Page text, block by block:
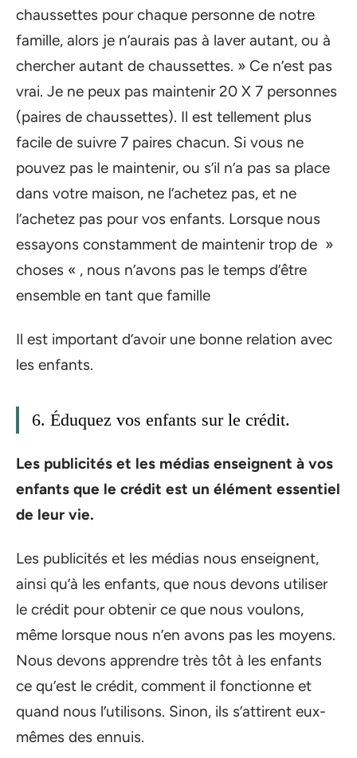
chaussettes pour chaque personne de notre
famille, alors je n’aurais pas à laver autant, ou à
chercher autant de chaussettes. » Ce n’est pas
vrai. Je ne peux pas maintenir 20 X 7 personnes
(paires de chaussettes). Il est tellement plus
facile de suivre 7 paires chacun. Si vous ne
pouvez pas le maintenir, ou s’il n’a pas sa place
dans votre maison, ne l’achetez pas, et ne
l’achetez pas pour vos enfants. Lorsque nous
essayons constamment de maintenir trop de »
choses « , nous n’avons pas le temps d’être
ensemble en tant que famille
Il est important d’avoir une bonne relation avec
les enfants.
6. Éduquez vos enfants sur le crédit.
Les publicités et les médias enseignent à vos
enfants que le crédit est un élément essentiel
de leur vie.
Les publicités et les médias nous enseignent,
ainsi qu’à les enfants, que nous devons utiliser
le crédit pour obtenir ce que nous voulons,
même lorsque nous n’en avons pas les moyens.
Nous devons apprendre très tôt à les enfants
ce qu’est le crédit, comment il fonctionne et
quand nous l’utilisons. Sinon, ils s’attirent eux-
mêmes des ennuis.